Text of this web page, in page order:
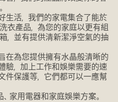
生活，我們的家電集合了能於
衣產品，為您的家庭以更有組
，並有提供清新潔淨空氣的抽
在為您提供擁有水晶般清晰的
驗，加上工作和娛樂需要的速
件保護等，它們都可以一應幫
家用電器和家庭娛樂方案。